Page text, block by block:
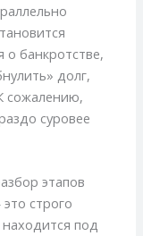
банкротстве,
долг,
сожалению,
суровее
этапов
строго
под